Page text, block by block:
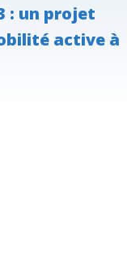
: un projet
active à